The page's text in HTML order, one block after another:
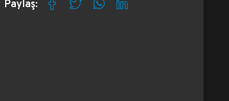
Paylaş: